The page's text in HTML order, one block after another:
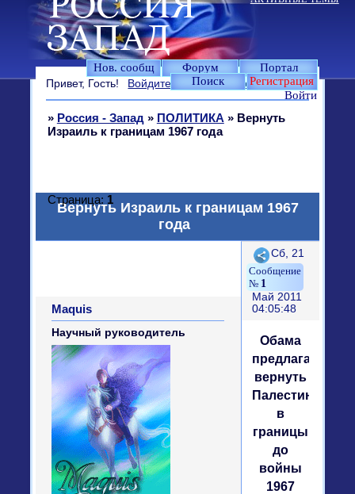
Нов. сообщ Форум
Портал
Поиск
Регистрация
Войти
Привет, Гость! Войдите илизарегистрируйтесь.
» Россия - Запад » ПОЛИТИКА » Вернуть
Израиль к границам 1967 года
Вернуть Израиль к границам 1967
года
Страница: 1
Поделиться
1
Сб, 21
Май 2011
04:05:48
Maquis
Научный руководитель
Обама
предлагает
вернуть
Палестину
в
границы
до
войны
1967